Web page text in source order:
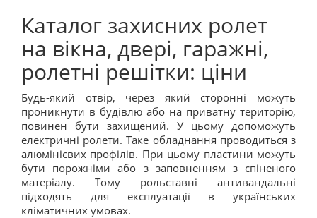
Каталог захисних ролет
на вікна, двері, гаражні,
ролетні решітки: ціни
Будь-який отвір, через який сторонні можуть
проникнути в будівлю або на приватну територію,
повинен бути захищений. У цьому допоможуть
електричні ролети. Таке обладнання проводиться з
алюмінієвих профілів. При цьому пластини можуть
бути порожніми або з заповненням з спіненого
матеріалу. Тому рольставні антивандальні
підходять для експлуатації в українських
кліматичних умовах.